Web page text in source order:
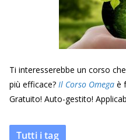
Ti interesserebbe un corso
più efficace? Il Corso Omega è
Gratuito! Auto-gestito!
Tutti i tag